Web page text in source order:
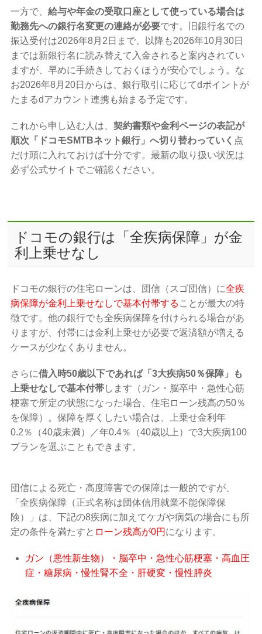
一方で、給与や年金の受取口座として使っている場合は
勤務先への銀行名変更の連絡が必要です。旧銀行名での
振込受付は2026年8月2日まで、以降も2026年10月30日
までは新銀行名に読み替えて入金されると案内されてい
ますが、早めに手続きしておくほうが安心でしょう。な
お2026年8月20日からは、銀行取引に応じてdポイントが
たまるdアカウント連携も始まる予定です。
これから申し込む人は、契約書類や金利ページの表記が
順次「ドコモSMTBネット銀行」へ切り替わっていく 点
だけ頭に入れておけば十分です。最新の取り扱い状況は
必ず公式サイトでご確認ください。
ドコモの銀行は「全疾病保障」が金
利上乗せなし
ドコモの銀行の住宅ローンは、団信（スゴ団信）に全疾
病保障が金利上乗せなしで基本付帯する ことが最大の特
徴です。他の銀行でも全疾病保障を付けられる場合があ
りますが、付帯には金利上乗せが必要で返済額が増える
ケースが少なくありません。
さらに借入時50歳以下であれば「3大疾病50％保障」も
上乗せなしで基本付帯します（ガン・脳卒中・急性心筋
梗塞で所定の状態になった場合、住宅ローン残高の50％
を保障）。保障を厚くしたい場合は、上乗せ金利年
0.2％（40歳未満）／年0.4％（40歳以上）で3大疾病100
プランを選ぶこともできます。
団信による死亡・高度障害での保障は一般的ですが、
「全疾病保障（正式名称は団体信用就業不能保障保
険）」は、下記の8疾病に加えてケガや病気の場合にも所
定の条件を満たすと ローン残高が0円 になります。
ガン（悪性新生物）・脳卒中・急性心筋梗塞・高血圧
症・糖尿病・慢性腎不全・肝硬変・慢性膵炎